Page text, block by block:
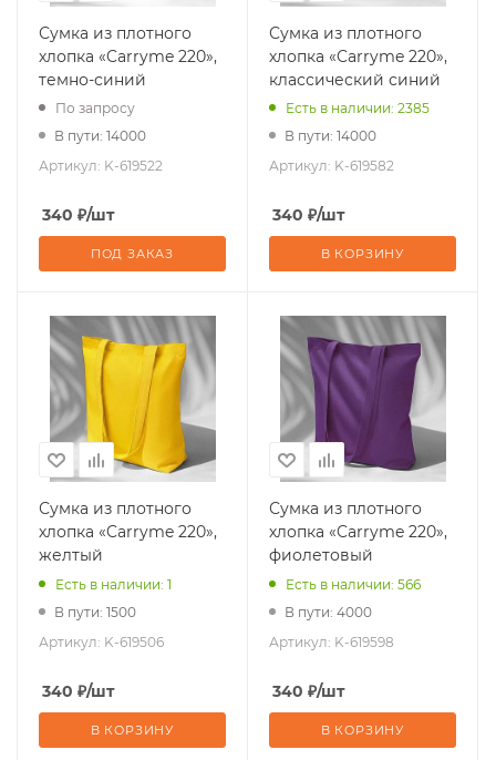
Сумка из плотного
хлопка «Carryme 220»,
темно-синий
По запросу
В пути: 14000
Артикул: K-619522
340 ₽/шт
ПОД ЗАКАЗ
Сумка из плотного
хлопка «Carryme 220»,
классический синий
Есть в наличии: 2385
В пути: 14000
Артикул: K-619582
340 ₽/шт
В КОРЗИНУ
Сумка из плотного
хлопка «Carryme 220»,
желтый
Есть в наличии: 1
В пути: 1500
Артикул: K-619506
340 ₽/шт
В КОРЗИНУ
Сумка из плотного
хлопка «Carryme 220»,
фиолетовый
Есть в наличии: 566
В пути: 4000
Артикул: K-619598
340 ₽/шт
В КОРЗИНУ